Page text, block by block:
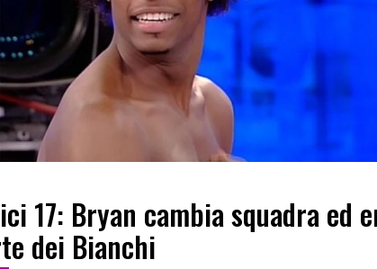
17: Bryan cambia squadra ed
dei Bianchi